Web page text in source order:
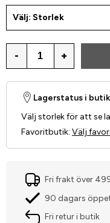
Välj: Storlek
- +
Lagerstatus i butik
Välj storlek för att se
Favoritbutik: Välj
Fri frakt över
90 dagars
Fri retur i butik